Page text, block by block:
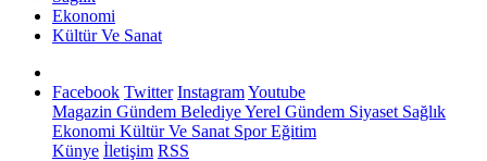
Ekonomi
Kültür Ve Sanat
Facebook Twitter InstagramYoutube
Magazin Gündem BelediyeYerel Gündem Siyaset Sağlık
Ekonomi Kültür Ve Sanat SporEğitim
Künye İletişim RSS